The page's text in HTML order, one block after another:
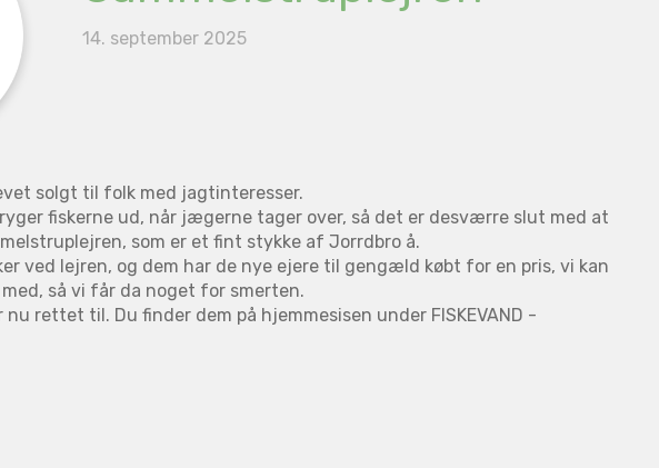
14. september 2025
solgt til folk med jagtinteresser.
fiskerne ud, når jægerne tager over, så det er desværre slut med at
som er et fint stykke af Jorrdbro å.
ved lejren, og dem har de nye ejere til gengæld købt for en pris, vi kan
så vi får da noget for smerten.
rettet til. Du finder dem på hjemmesisen under FISKEVAND -